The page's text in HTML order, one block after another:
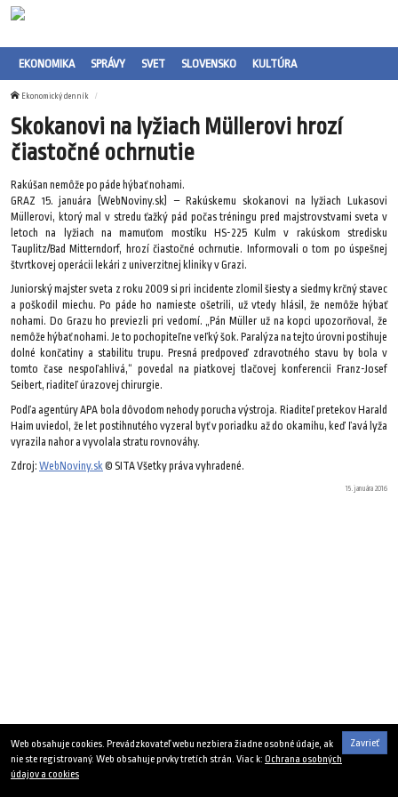
EKONOMIKA SPRÁVY SVET SLOVENSKO KULTÚRA
Ekonomický denník
Skokanovi na lyžiach Müllerovi hrozí
čiastočné ochrnutie
Rakúšan nemôže po páde hýbať nohami.
GRAZ 15. januára (WebNoviny.sk) – Rakúskemu skokanovi na lyžiach Lukasovi
Müllerovi, ktorý mal v stredu ťažký pád počas tréningu pred majstrovstvami sveta v
letoch na lyžiach na mamuťom mostíku HS-225 Kulm v rakúskom stredisku
Tauplitz/Bad Mitterndorf, hrozí čiastočné ochrnutie. Informovali o tom po úspešnej
štvrtkovej operácii lekári z univerzitnej kliniky v Grazi.
Juniorský majster sveta z roku 2009 si pri incidente zlomil šiesty a siedmy krčný stavec
a poškodil miechu. Po páde ho namieste ošetrili, už vtedy hlásil, že nemôže hýbať
nohami. Do Grazu ho previezli pri vedomí. „Pán Müller už na kopci upozorňoval, že
nemôže hýbať nohami. Je to pochopiteľne veľký šok. Paralýza na tejto úrovni postihuje
dolné končatiny a stabilitu trupu. Presná predpoveď zdravotného stavu by bola v
tomto čase nespoľahlivá,“ povedal na piatkovej tlačovej konferencii Franz-Josef
Seibert, riaditeľ úrazovej chirurgie.
Podľa agentúry APA bola dôvodom nehody porucha výstroja. Riaditeľ pretekov Harald
Haim uviedol, že let postihnutého vyzeral byť v poriadku až do okamihu, keď ľavá lyža
vyrazila nahor a vyvolala stratu rovnováhy.
Zdroj: WebNoviny.sk© SITA Všetky práva vyhradené.
15. januára 2016
Zavrieť
Web obsahuje cookies. Prevádzkovateľ webu nezbiera žiadne osobné údaje, ak
nie ste registrovaný. Web obsahuje prvky tretích strán. Viac k: Ochrana osobných
údajov a cookies